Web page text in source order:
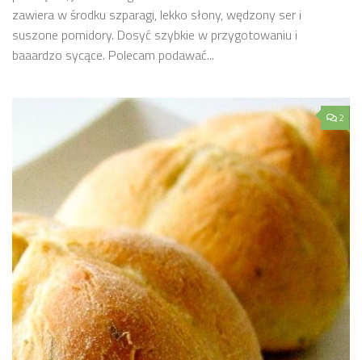
zawiera w środku szparagi, lekko słony, wędzony ser i
suszone pomidory. Dosyć szybkie w przygotowaniu i
baaardzo sycące. Polecam podawać...
2